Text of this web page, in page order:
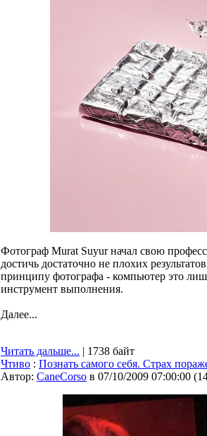
Фотограф Murat Suyur начал свою
достичь достаточно не плохих
принципу фотографа - компьютер это
инструмент выполнения.
Далее...
Читать дальше... | 1738 байт
Чтиво : Познать самого себя. Страх
Автор: CaneCorso в 07/10/2009 07:00:00 (